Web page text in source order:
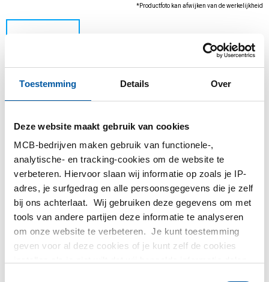
Toestemming Details Over
Deze website maakt gebruik van cookies
MCB-bedrijven maken gebruik van functionele-,
analytische- en tracking-cookies om de website te
verbeteren. Hiervoor slaan wij informatie op zoals je IP-
adres, je surfgedrag en alle persoonsgegevens die je zelf
bij ons achterlaat. Wij gebruiken deze gegevens om met
tools van andere partijen deze informatie te analyseren
om onze website te verbeteren. Je kunt toestemming
geven voor al deze cookies of je kunt zelf de cookies
*Productfoto kan afwijken van de werkelijkheid
Dit product kan niet online besteld worden, voor
meer informatie kunt u afdeling Verkoop
contacteren.
Bestel met uw eigen artikelnummers
Calculeren met actuele MCB-prijzen
Volg uw order via Track&Trace